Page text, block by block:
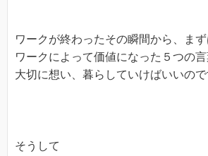
ワークが終わったその瞬間から、まず
ワークによって価値になった５つの
大切に想い、暮らしていけばいいので
そうして